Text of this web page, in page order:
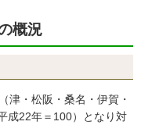
概況
津・松阪・桑名・伊賀・
成22年＝100）となり対